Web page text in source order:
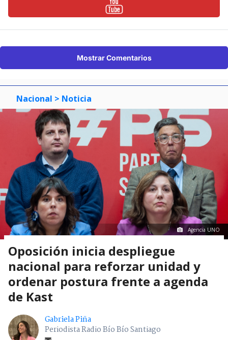
Mostrar Comentarios
Nacional > Noticia
Agencia UNO
Oposición inicia despliegue
nacional para reforzar unidad y
ordenar postura frente a agenda
de Kast
Gabriela Piña
Periodista Radio Bío Bío Santiago